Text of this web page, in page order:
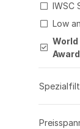
IWSC
Low